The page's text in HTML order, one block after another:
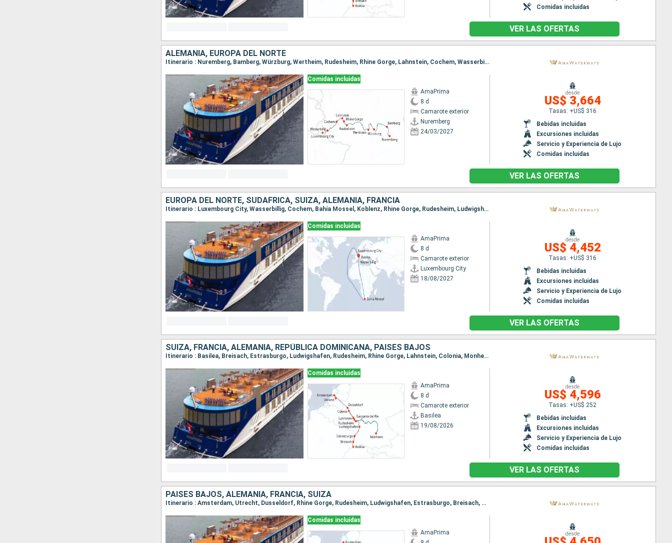
Comidas incluidas
VER LAS OFERTAS
ALEMANIA, EUROPA DEL NORTE
Itinerario : Nuremberg, Bamberg, Würzburg, Wertheim, Rudesheim, Rhine Gorge, Lahnstein, Cochem, Wasserbillig, Luxembourg City
Comidas incluidas
AmaPrima
8 d
Camarote exterior
Nuremberg
24/03/2027
desde
US$ 3,664
Tasas: +US$ 316
Bebidas incluidas
Excursiones incluidas
Servicio y Experiencia de Lujo
Comidas incluidas
VER LAS OFERTAS
EUROPA DEL NORTE, SUDAFRICA, SUIZA, ALEMANIA, FRANCIA
Itinerario : Luxembourg City, Wasserbillig, Cochem, Bahía Mossel, Koblenz, Rhine Gorge, Rudesheim, Ludwigshafen, Estrasburgo, Breisach, Basilea
Comidas incluidas
AmaPrima
8 d
Camarote exterior
Luxembourg City
18/08/2027
desde
US$ 4,452
Tasas: +US$ 316
Bebidas incluidas
Excursiones incluidas
Servicio y Experiencia de Lujo
Comidas incluidas
VER LAS OFERTAS
SUIZA, FRANCIA, ALEMANIA, REPÚBLICA DOMINICANA, PAISES BAJOS
Itinerario : Basilea, Breisach, Estrasburgo, Ludwigshafen, Rudesheim, Rhine Gorge, Lahnstein, Colonia, Monheim, Dusseldorf, Amsterdam, Utrecht, Amsterdam
Comidas incluidas
AmaPrima
8 d
Camarote exterior
Basilea
19/08/2026
desde
US$ 4,596
Tasas: +US$ 252
Bebidas incluidas
Excursiones incluidas
Servicio y Experiencia de Lujo
Comidas incluidas
VER LAS OFERTAS
PAISES BAJOS, ALEMANIA, FRANCIA, SUIZA
Itinerario : Amsterdam, Utrecht, Dusseldorf, Rhine Gorge, Rudesheim, Ludwigshafen, Estrasburgo, Breisach, Basilea
Comidas incluidas
AmaPrima
desde